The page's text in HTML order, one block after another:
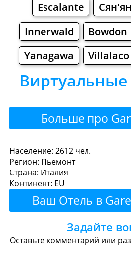
Escalante
Сян'ян
Innerwald
Bowdon
Yanagawa
Villalaco
Виртуальные
Больше про
Garessio - Где
Рестораны Кафе
Булочные
Торговые
Население: 2612 чел.
Регион: Пьемонт
Страна: Италия
Континент: EU
Ваш Отель в
Задайте
Оставьте комментарий или